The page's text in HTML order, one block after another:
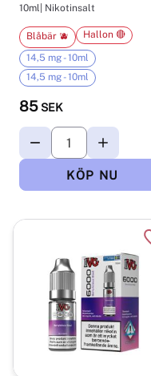
10ml| Nikotinsalt
85 SEK
Blåbär 🫐 Hallon 🔴
14,5 mg - 10ml
14,5 mg - 10ml